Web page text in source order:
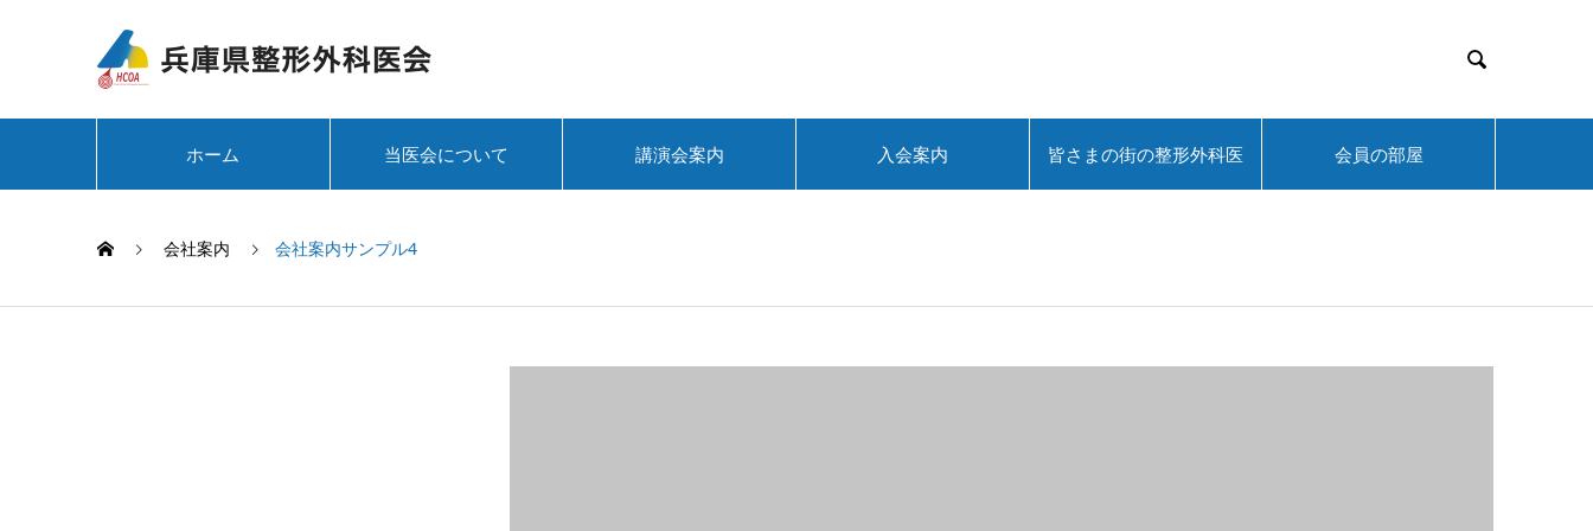

ホーム 当医会について 講演会案内 入会案内 皆さまの街の整形外科医 会員の部屋
会社案内 会社案内サンプル4